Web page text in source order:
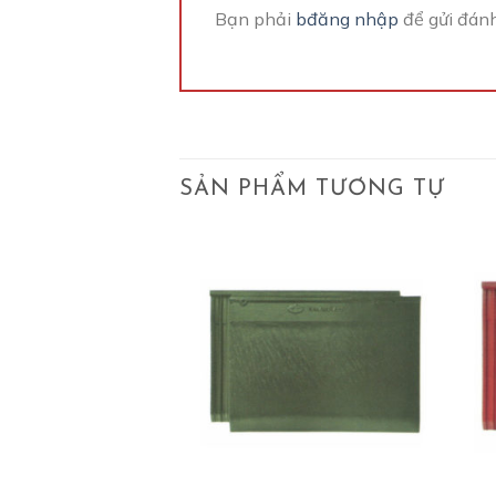
Bạn phải bđăng nhập để gửi
SẢN PHẨM TƯƠNG TỰ